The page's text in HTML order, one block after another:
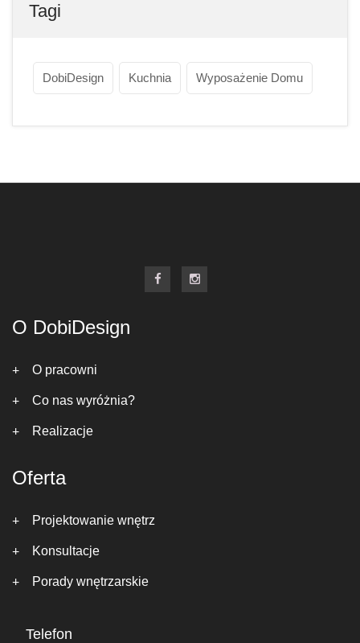
Tagi
DobiDesign Kuchnia Wyposażenie Domu
O DobiDesign
O pracowni
Co nas wyróżnia?
Realizacje
Oferta
Projektowanie wnętrz
Konsultacje
Porady wnętrzarskie
Telefon